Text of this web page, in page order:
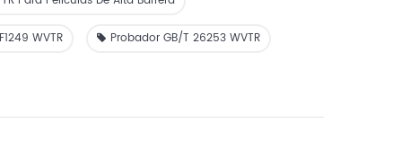
WVTR Probador GB/T 26253 WVTR